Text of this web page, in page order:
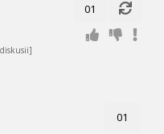
01
01